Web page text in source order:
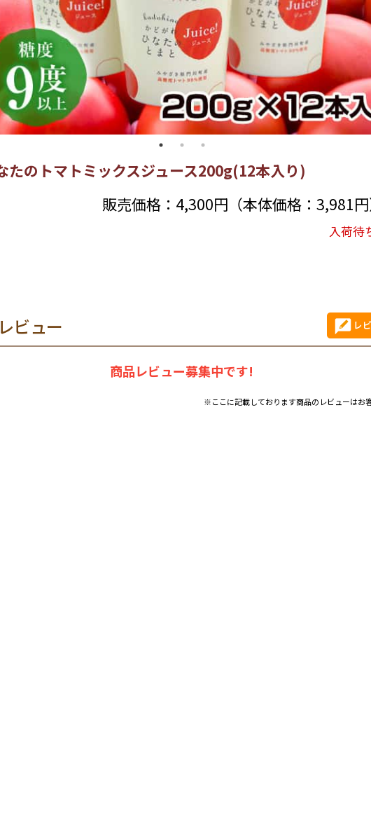
たのトマトミックスジュース200g(12本入り)
販売価格： 4,300円（本体価格：3,981円
入荷待
ビュー
商品レビュー募集中です!
※ここに記載しております商品のレビューはお